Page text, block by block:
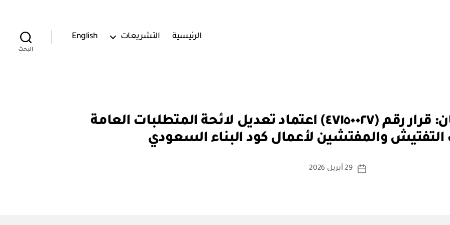
الرئيسية التشريعات English
البحث
وزارة البلديات والإسكان: قرار رقم (٤٧١٥٠٠٢٧) اعتماد تعديل لائحة المتطلبات العامة
والمفتشين لأعمال كود البناء السعودي
كاتب
بو
ا
س
ة
تاريخ
29 أبريل 2026